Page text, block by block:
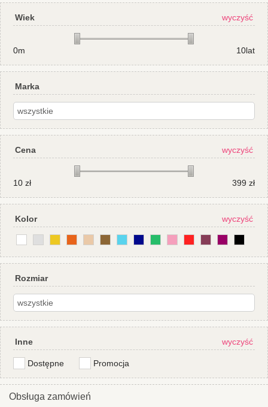
Wiek wyczyść
0m 10lat
Marka
Cena wyczyść
10 zł 399 zł
Kolor wyczyść
Rozmiar
Inne wyczyść
Dostępne Promocja
Obsługa zamówień